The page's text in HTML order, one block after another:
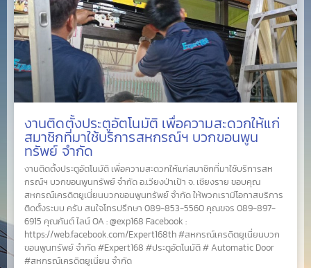
งานติดตั้งประตูอัตโนมัติ เพื่อความสะดวกให้แก่
สมาชิกที่มาใช้บริการสหกรณ์ฯ บวกขอนพูน
ทรัพย์ จำกัด
งานติดตั้งประตูอัตโนมัติ เพื่อความสะดวกให้แก่สมาชิกที่มาใช้บริการสห
กรณ์ฯ บวกขอนพูนทรัพย์ จำกัด อ.เวียงป่าเป้า จ. เชียงราย ขอบคุณ
สหกรณ์เครดิตยูเนี่ยนบวกขอนพูนทรัพย์ จำกัด ให้พวกเรามีโอกาสบริการ
ติดตั้งระบบ ครับ สนใจโทรปรึกษา 089-853-5560 คุณขจร 089-897-
6915 คุณกันต์ ไลน์ OA : @exp168 Facebook :
https://web.facebook.com/Expert168th #สหกรณ์เครดิตยูเนี่ยนบวก
ขอนพูนทรัพย์ จำกัด #Expert168 #ประตูอัตโนมัติ # Automatic Door
#สหกรณ์เครดิตยูเนี่ยน จำกัด